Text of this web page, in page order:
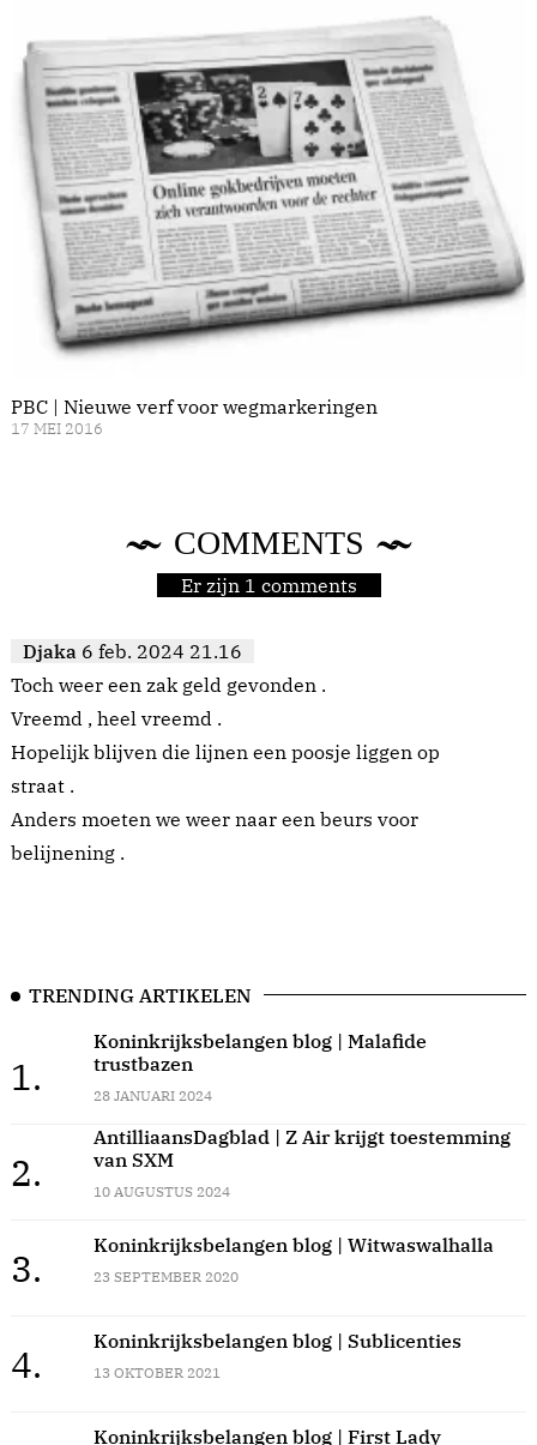
PBC | Nieuwe verf voor wegmarkeringen
17 MEI 2016
COMMENTS
Er zijn 1 comments
Djaka 6 feb. 2024 21.16
Toch weer een zak geld gevonden .
Vreemd , heel vreemd .
Hopelijk blijven die lijnen een poosje liggen op
straat .
Anders moeten we weer naar een beurs voor
belijnening .
TRENDING ARTIKELEN
1.
Koninkrijksbelangen blog | Malafide
trustbazen
28 JANUARI 2024
2.
AntilliaansDagblad | Z Air krijgt toestemming
van SXM
10 AUGUSTUS 2024
3.
Koninkrijksbelangen blog | Witwaswalhalla
23 SEPTEMBER 2020
4.
Koninkrijksbelangen blog | Sublicenties
13 OKTOBER 2021
Koninkrijksbelangen blog | First Lady